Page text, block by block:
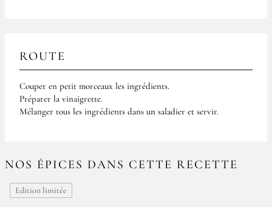
ROUTE
Couper en petit morceaux les ingrédients.
Préparer la vinaigrette.
Mélanger tous les ingrédients dans un saladier et servir.
NOS ÉPICES DANS CETTE RECETTE
Edition limitée